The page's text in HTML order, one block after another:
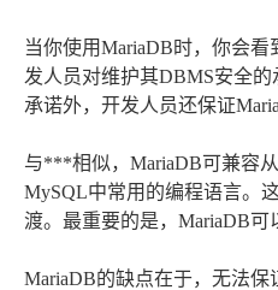
当你使用MariaDB时，你会
发人员对维护其DBMS安全
承诺外，开发人员还保证
与***相似，MariaDB可兼容
MySQL中常用的编程语言。
渡。最重要的是，MariaDB可
MariaDB的缺点在于，无法